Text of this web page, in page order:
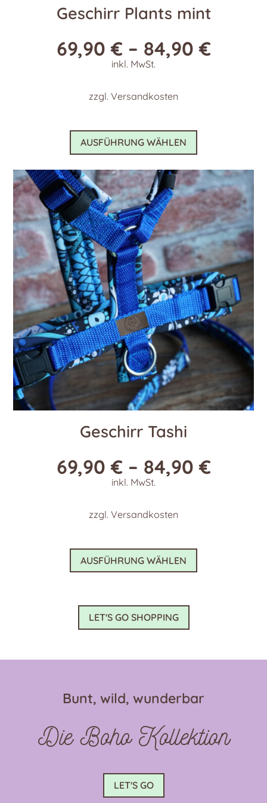
Geschirr Plants mint
69,90€ – 84,90€
inkl. MwSt.
zzgl. Versandkosten
AUSFÜHRUNG WÄHLEN
Dieses
weist
mehrere
Varianten
auf.
Die
Optionen
können
auf
der
Produktseite
gewählt
werden
Geschirr Tashi
69,90€ – 84,90€
inkl. MwSt.
zzgl. Versandkosten
AUSFÜHRUNG WÄHLEN
Dieses
weist
der
gewählt
werden
LET'S GO SHOPPING
Bunt, wild, wunderbar
Die Boho Kollektion
LET'S GO